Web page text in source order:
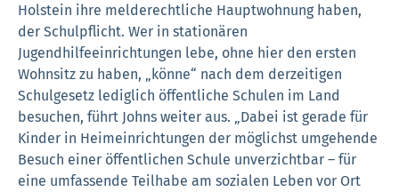
Holstein ihre melderechtliche Hauptwohnung haben,
der Schulpflicht. Wer in stationären
Jugendhilfeeinrichtungen lebe, ohne hier den ersten
Wohnsitz zu haben, „könne“ nach dem derzeitigen
Schulgesetz lediglich öffentliche Schulen im Land
besuchen, führt Johns weiter aus. „Dabei ist gerade für
Kinder in Heimeinrichtungen der möglichst umgehende
Besuch einer öffentlichen Schule unverzichtbar – für
eine umfassende Teilhabe am sozialen Leben vor Ort